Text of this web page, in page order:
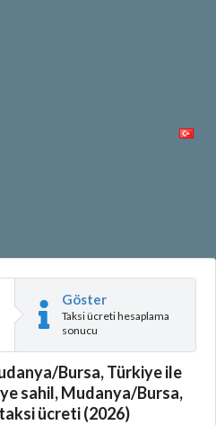
Göster
Taksi ücreti hesaplama
sonucu
Bursa, Türkiye ile
sahil, Mudanya/Bursa,
ücreti (2026)